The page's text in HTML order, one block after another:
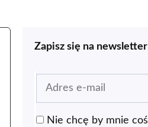
Zapisz się na newsletter
Nie chcę by mnie coś